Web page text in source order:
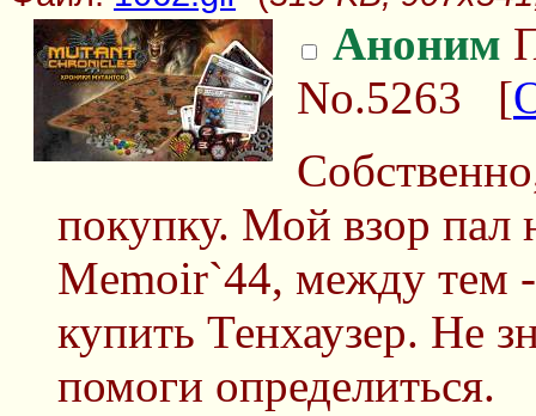
Аноним
No.5263 [
покупку. Мой взор пал
Memoir`44, между тем
купить Тенхаузер. Не
помоги определиться.